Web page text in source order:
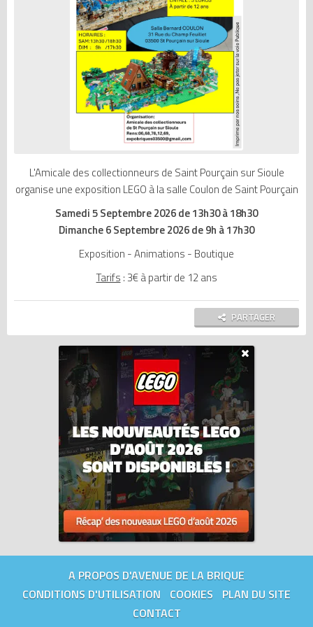
L'Amicale des collectionneurs de Saint Pourçain sur Sioule
organise une exposition LEGO à la salle Coulon de Saint Pourçain
Samedi 5 Septembre 2026 de 13h30 à 18h30
Dimanche 6 Septembre 2026 de 9h à 17h30
Exposition - Animations - Boutique
Tarifs : 3€ à partir de 12 ans
PARTAGER
A PROPOS D'AVENUE DE LA BRIQUE
CONDITIONS D'UTILISATION
COOKIES
PLAN DU SITE
CONTACT